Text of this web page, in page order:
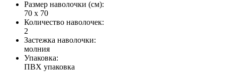
Размер наволочки (см):
70 х 70
Количество наволочек:
2
Застежка наволочки:
молния
Упаковка:
ПВХ упаковка